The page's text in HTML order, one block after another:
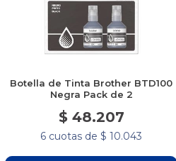
Botella de Tinta Brother BTD100
Negra Pack de 2
$ 48.207
6 cuotas de $ 10.043